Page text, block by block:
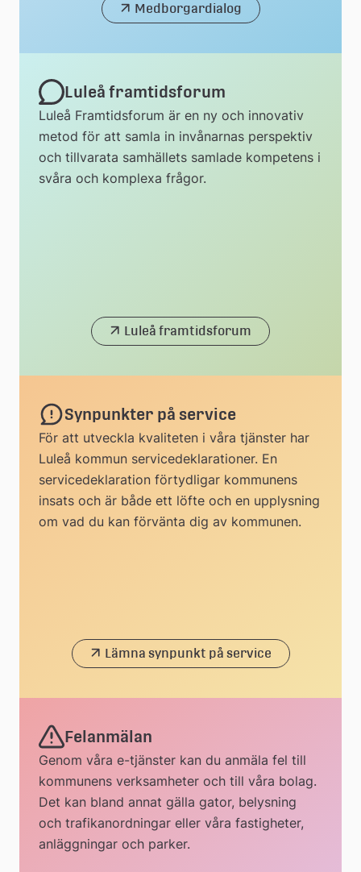
Medborgardialog
Luleå framtidsforum
Luleå Framtidsforum är en ny och innovativ
metod för att samla in invånarnas perspektiv
och tillvarata samhällets samlade kompetens i
svåra och komplexa frågor.
Luleå framtidsforum
Synpunkter på service
För att utveckla kvaliteten i våra tjänster har
Luleå kommun servicedeklarationer. En
servicedeklaration förtydligar kommunens
insats och är både ett löfte och en upplysning
om vad du kan förvänta dig av kommunen.
Lämna synpunkt på service
Felanmälan
Genom våra e-tjänster kan du anmäla fel till
kommunens verksamheter och till våra bolag.
Det kan bland annat gälla gator, belysning
och trafikanordningar eller våra fastigheter,
anläggningar och parker.